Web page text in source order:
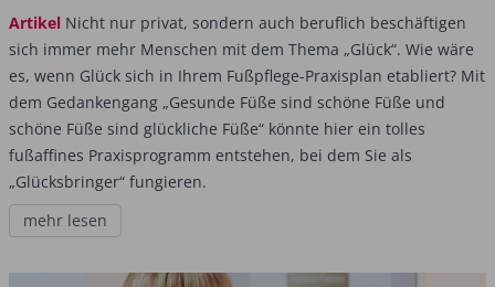
Artikel Nicht nur privat, sondern auch beruflich beschäftigen
sich immer mehr Menschen mit dem Thema „Glück“. Wie wäre
es, wenn Glück sich in Ihrem Fußpflege-Praxisplan etabliert? Mit
dem Gedankengang „Gesunde Füße sind schöne Füße und
schöne Füße sind glückliche Füße“ könnte hier ein tolles
fußaffines Praxisprogramm entstehen, bei dem Sie als
„Glücksbringer“ fungieren.
mehr lesen